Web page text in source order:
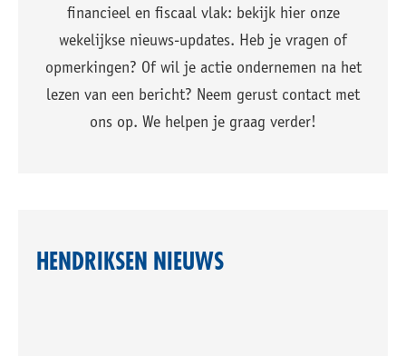
financieel en fiscaal vlak: bekijk hier onze
wekelijkse nieuws-updates. Heb je vragen of
opmerkingen? Of wil je actie ondernemen na het
lezen van een bericht? Neem gerust contact met
ons op. We helpen je graag verder!
HENDRIKSEN NIEUWS